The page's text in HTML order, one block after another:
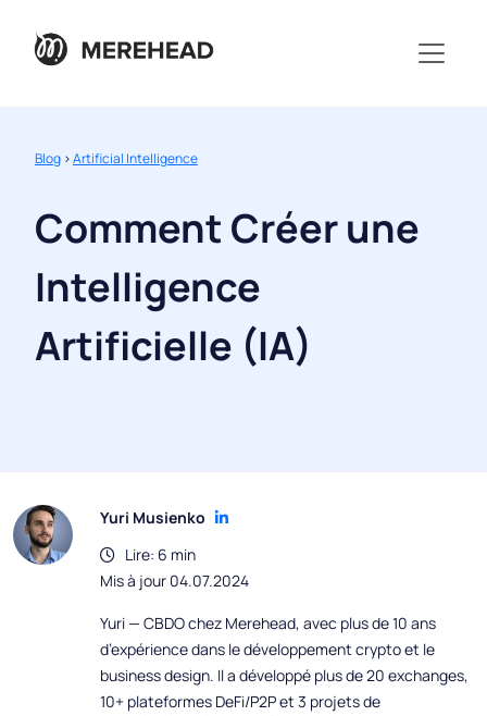
Blog >Artificial Intelligence
Comment Créer une
Intelligence
Artificielle (IA)
Yuri Musienko
Lire: 6 min
Mis à jour 04.07.2024
Yuri — CBDO chez Merehead, avec plus de 10 ans
d’expérience dans le développement crypto et le
business design. Il a développé plus de 20 exchanges,
10+ plateformes DeFi/P2P et 3 projets de